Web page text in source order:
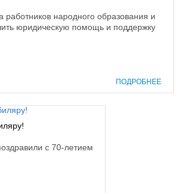
народного образования и
юридическую помощь и поддержку
ПОДРОБНЕЕ
с 70-летием